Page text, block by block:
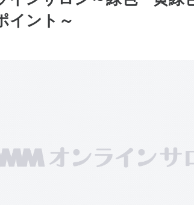
イント～